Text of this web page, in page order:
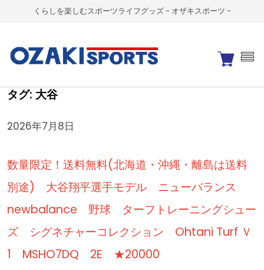
くらしを楽しむスポーツライフグッズ - オザキスポーツ -
タグ:大谷
2026年7月8日
数量限定！送料無料(北海道・沖縄・離島は送料
別途) 大谷翔平選手モデル ニューバランス
newbalance 野球 ターフトレーニングシュー
ズ シグネチャーコレクション Ohtani Turf Ｖ
1 MSHO7DQ 2E ★20000